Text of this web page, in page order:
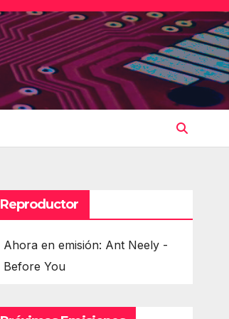
Reproductor
Ahora en emisión: Ant Neely -
Before You